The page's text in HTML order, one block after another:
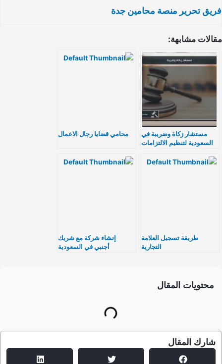
تحرير منصة محامين جدة
مشابهة:
مستشار زكاة وضريبة في
السعودية لتنظيم الالتزامات
محامي قضايا رجال الاعمال
طريقة تسجيل العلامة
التجارية
إنشاء شركة مع شريك
أجنبي في السعودية
محتويات المقال
شارك المقال